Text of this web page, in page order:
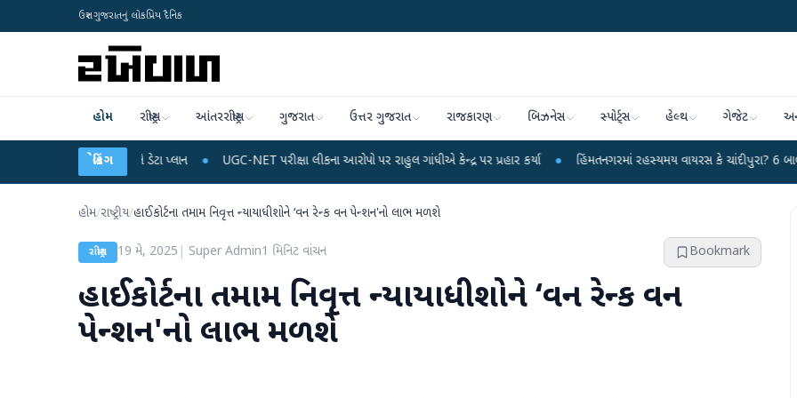
ઉત્તર ગુજરાતનું લોકપ્રિય દૈનિક
હોમ રાષ્ટ્રીય આંતરરાષ્ટ્રીય ગુજરાત ઉત્તર ગુજરાત રાજકારણ બિઝનેસ સ્પોર્ટ્સ હેલ્થ ગેજેટ
બ્રેકિંગ
રિચાર્જ અને ડેટા પ્લાન UGC-NET પરીક્ષા લીકના આરોપો પર રાહુલ ગાંધીએ કેન્દ્ર પર પ્રહાર કર્યા ● હિંમતનગરમાં રહસ્યમય વાયરસ કે ચાંદીપુરા? 6 બાળકોના મોતથી
હોમ/રાષ્ટ્રીય/હાઈકોર્ટના તમામ નિવૃત્ત ન્‍યાયાધીશોને ‘વન રેન્‍ક વન પેન્‍શન'નો લાભ મળશે
રાષ્ટ્રીય 19 મે, 2025 Super Admin1 મિનિટ વાંચન Bookmark
હાઈકોર્ટના તમામ નિવૃત્ત ન્‍યાયાધીશોને ‘વન રેન્‍ક વન
પેન્‍શન'નો લાભ મળશે